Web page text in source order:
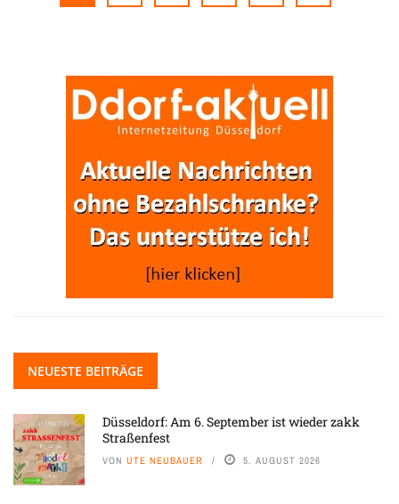
NEUESTE BEITRÄGE
Düsseldorf: Am 6. September ist wieder zakk
Straßenfest
VON UTE NEUBAUER 5. AUGUST 2026